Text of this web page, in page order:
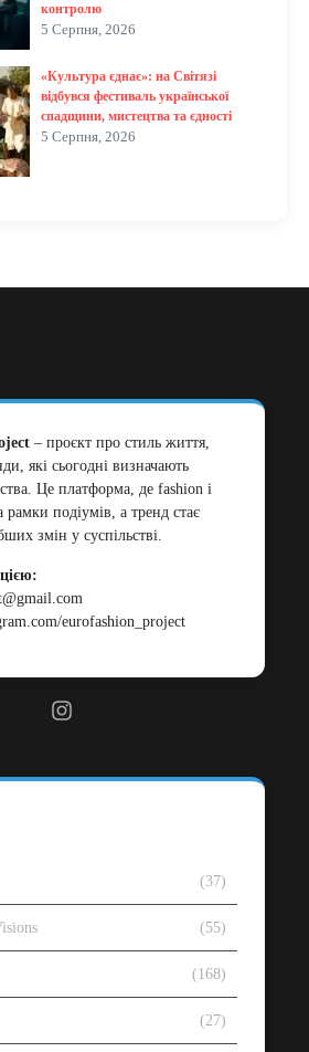
контролю
5 Серпня, 2026
«Культура єднає»: на Світязі
відбувся фестиваль української
спадщини, мистецтва та єдності
5 Серпня, 2026
– проєкт про стиль життя,
які сьогодні визначають
Це платформа, де fashion і
рамки подіумів, а тренд стає
змін у суспільстві.
eurofashion_project
(37)
(55)
(168)
(27)